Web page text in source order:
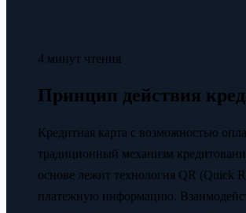
4 минут чтения
Принцип действия
Кредитная карта с возможностью
традиционный механизм
основе лежит технология QR
платежную информацию.